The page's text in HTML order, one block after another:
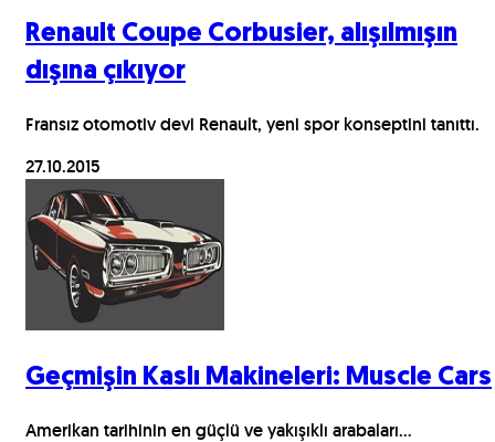
Renault Coupe Corbusier, alışılmışın
dışına çıkıyor
Fransız otomotiv devi Renault, yeni spor konseptini tanıttı.
27.10.2015
Geçmişin Kaslı Makineleri: Muscle Cars
Amerikan tarihinin en güçlü ve yakışıklı arabaları...